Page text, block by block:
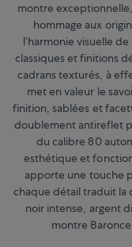
montre
hommage aux
l’harmonie visuelle
classiques et finitions
cadrans texturés, à
met en valeur le
finition, sablées et
doublement antireflet
du calibre 80
esthétique et
apporte une touche
chaque détail traduit la
noir intense, argent
montre